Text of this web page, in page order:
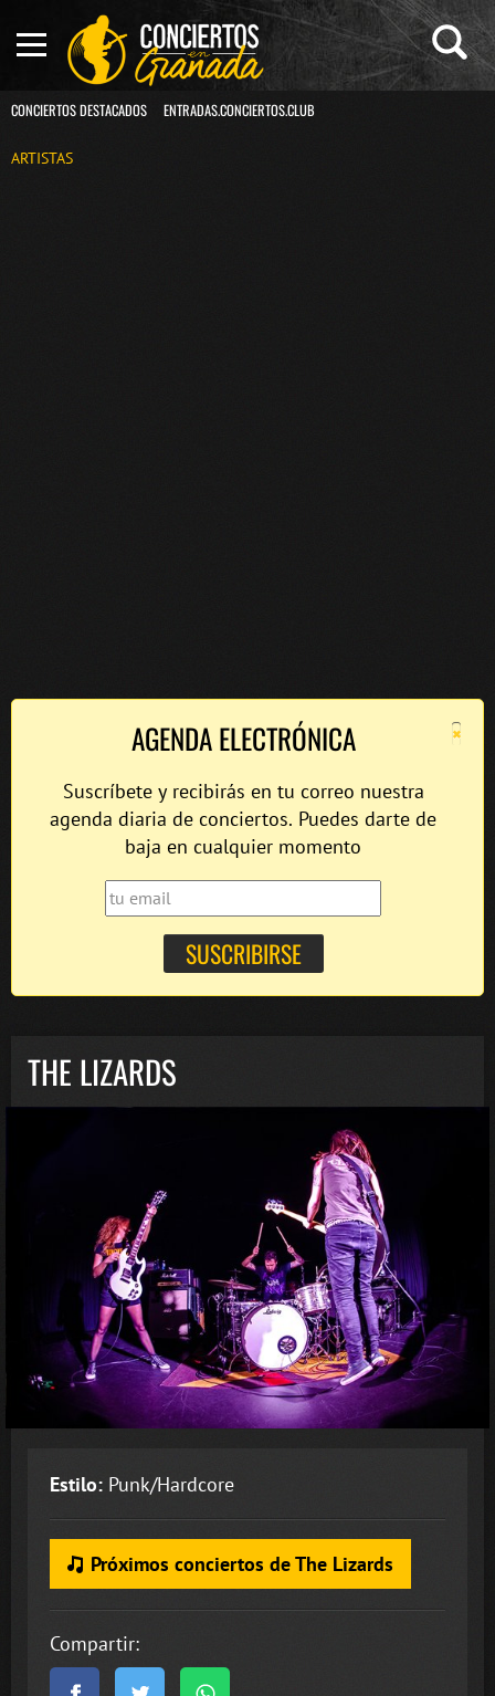
CONCIERTOS DESTACADOS ENTRADAS.CONCIERTOS.CLUB
ARTISTAS
×
AGENDA ELECTRÓNICA
Suscríbete y recibirás en tu correo nuestra
agenda diaria de conciertos. Puedes darte de
baja en cualquier momento
THE LIZARDS
Estilo: Punk/Hardcore
Próximos conciertos de The Lizards
Compartir: